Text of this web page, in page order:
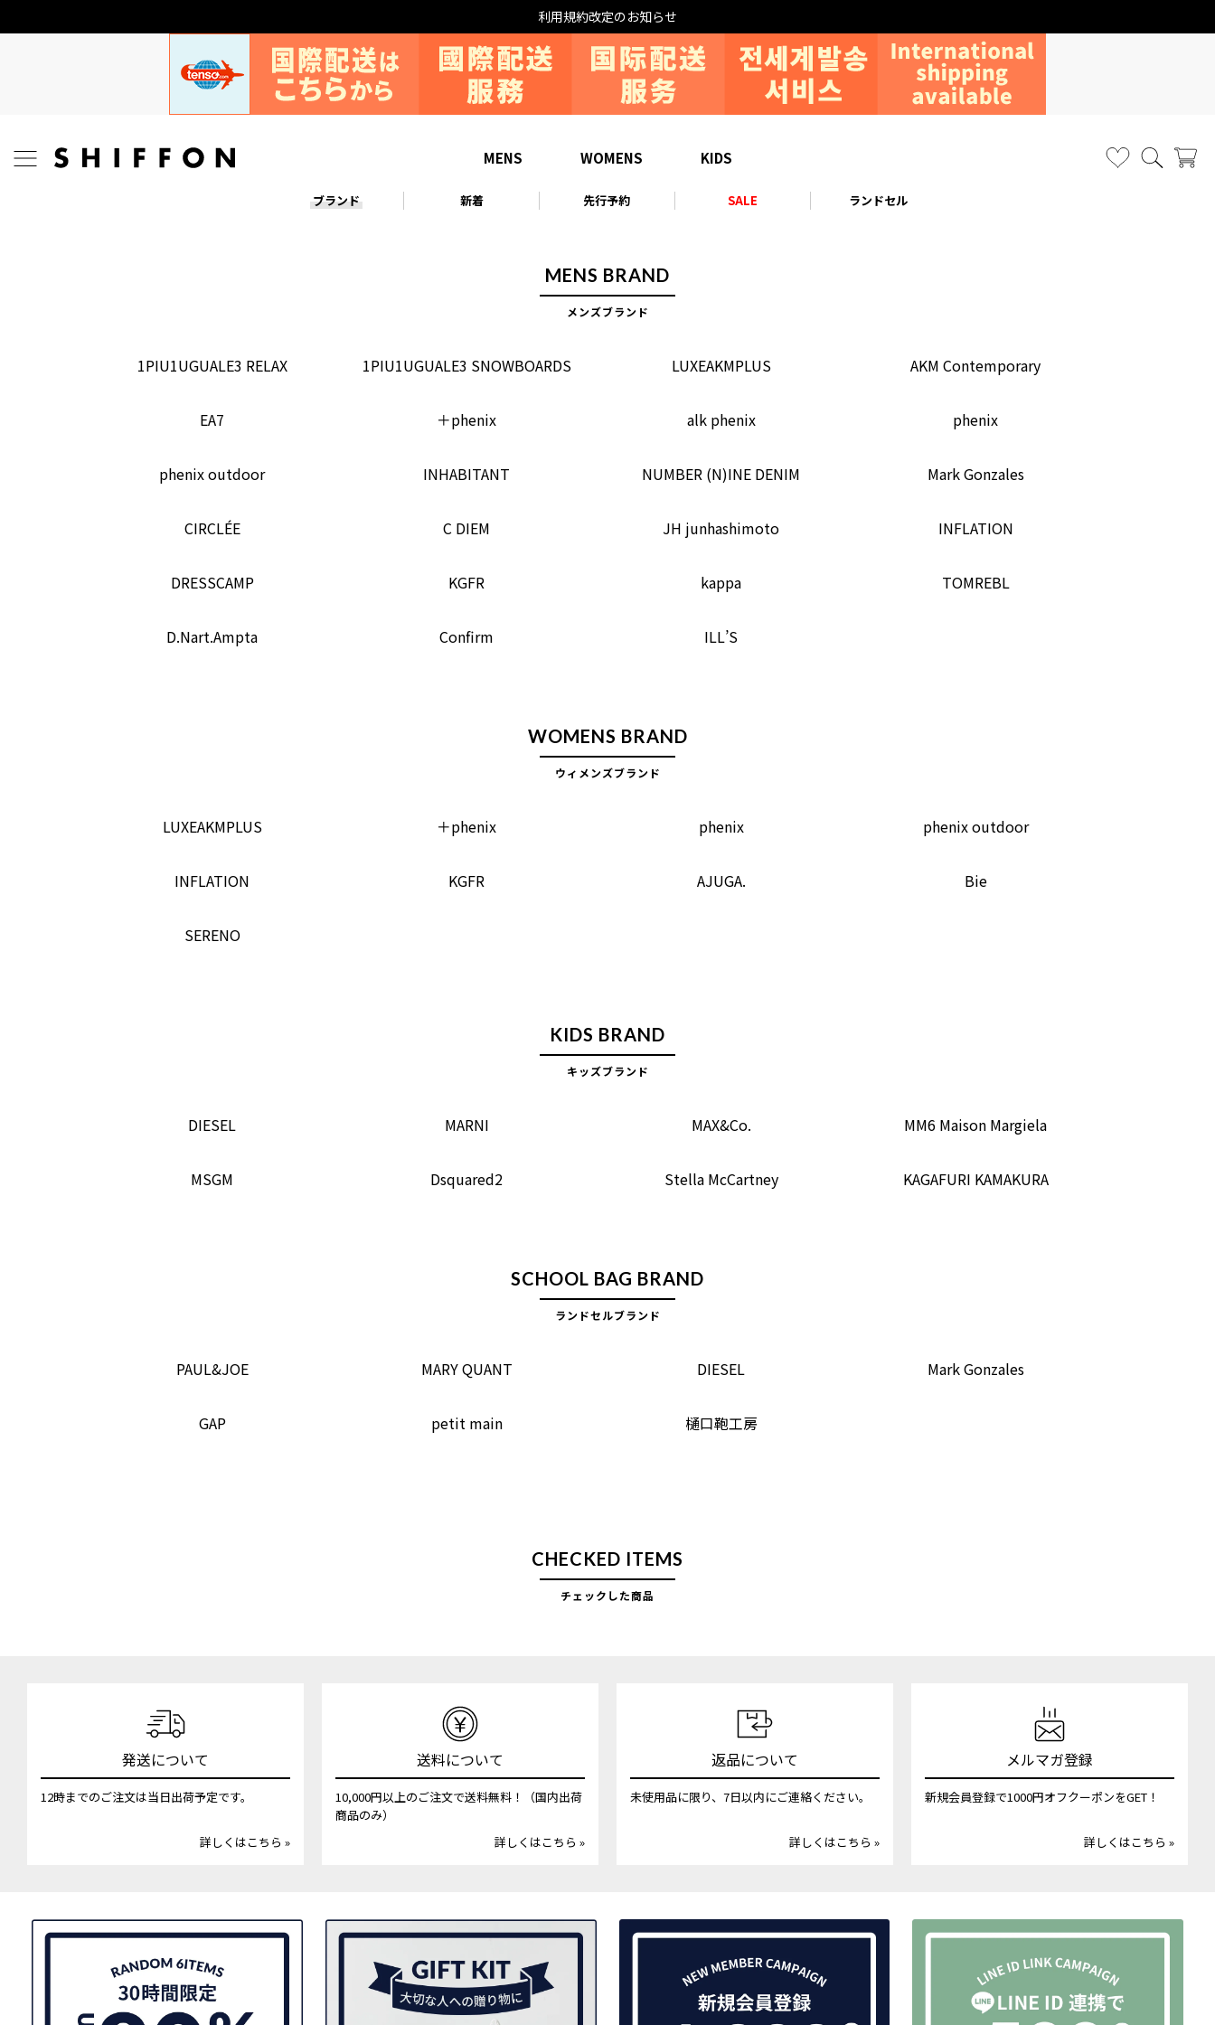
利用規約改定のお知らせ
MENS WOMENS KIDS
ブランド 新着 先行予約 SALE ランドセル
MENS BRAND
メンズブランド
1PIU1UGUALE3 RELAX 1PIU1UGUALE3 SNOWBOARDS LUXEAKMPLUS AKM Contemporary
EA7 ＋phenix alk phenix phenix
phenix outdoor INHABITANT NUMBER (N)INE DENIM Mark Gonzales
CIRCLÉE C DIEM JH junhashimoto INFLATION
DRESSCAMP KGFR kappa TOMREBL
D.Nart.Ampta Confirm ILL’S
WOMENS BRAND
ウィメンズブランド
LUXEAKMPLUS ＋phenix phenix phenix outdoor
INFLATION KGFR AJUGA. Bie
SERENO
KIDS BRAND
キッズブランド
DIESEL MARNI MAX&Co. MM6 Maison Margiela
MSGM Dsquared2 Stella McCartney KAGAFURI KAMAKURA
SCHOOL BAG BRAND
ランドセルブランド
PAUL&JOE MARY QUANT DIESEL Mark Gonzales
GAP petit main 樋口鞄工房
CHECKED ITEMS
チェックした商品
発送について
12時までのご注文は当日出荷予定です。
詳しくはこちら »
送料について
10,000円以上のご注文で送料無料！（国内出荷
商品のみ）
詳しくはこちら »
返品について
未使用品に限り、7日以内にご連絡ください。
詳しくはこちら »
メルマガ登録
新規会員登録で1000円オフクーポンをGET！
詳しくはこちら »